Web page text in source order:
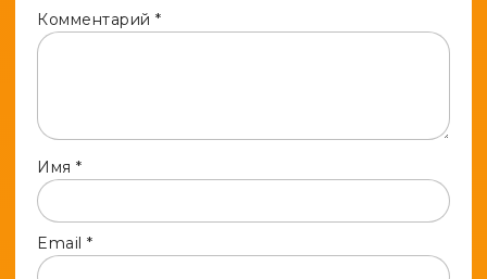
Комментарий *
Имя *
Email *